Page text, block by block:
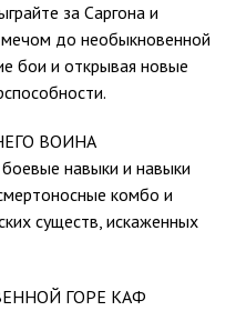
за Саргона и
до необыкновенной
бои и открывая новые
ВОИНА
навыки и навыки
комбо и
существ, искаженных
ГОРЕ КАФ